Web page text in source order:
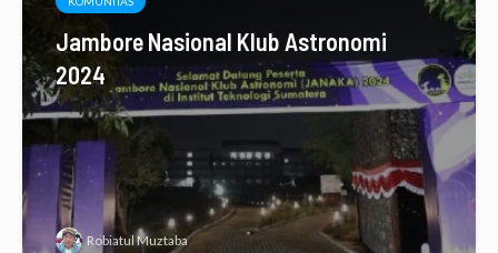
Jambore Nasional Klub Astronomi
2024
Robiatul Muztaba